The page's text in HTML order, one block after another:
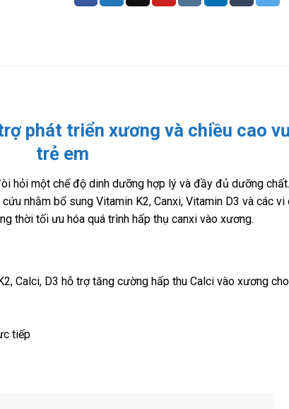
phát triển xương và chiều cao
trẻ em
hỏi một chế độ dinh dưỡng hợp lý và đầy đủ dưỡng
nhằm bổ sung Vitamin K2, Canxi, Vitamin D3 và các vi
thời tối ưu hóa quá trình hấp thụ canxi vào xương.
Calci, D3 hỗ trợ tăng cường hấp thu Calci vào xương
tiếp